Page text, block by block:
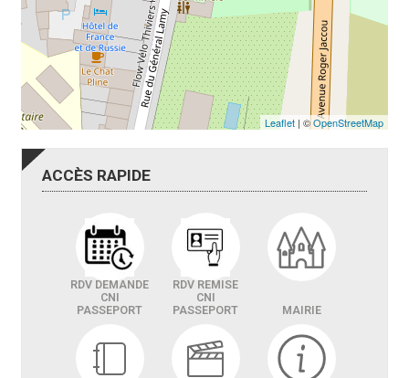
Leaflet | ©OpenStreetMap
ACCÈS RAPIDE
RDV DEMANDE
CNI
PASSEPORT
RDV REMISE
CNI
PASSEPORT
MAIRIE